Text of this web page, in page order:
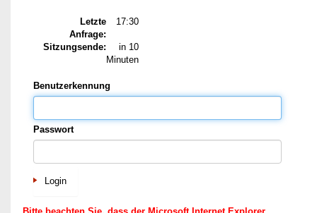
Letzte
Anfrage:
17:30
Sitzungsende:
in 10
Minuten
Benutzerkennung
Passwort